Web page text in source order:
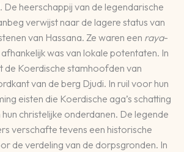
De heerschappij van de legendarische
verwijst naar de lagere status van
van Hassana. Ze waren een raya-
was van lokale potentaten. In
de Koerdische stamhoofden van
van de berg Djudi. In ruil voor hun
eisten die Koerdische aga’s schatting
christelijke onderdanen. De legende
verschafte tevens een historische
de verdeling van de dorpsgronden. In